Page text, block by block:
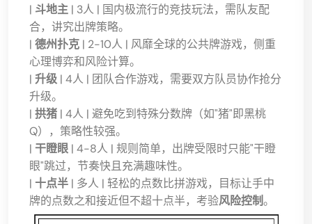
| 斗地主 | 3人 | 国内极流行的竞技玩法，需队友配
合，讲究出牌策略。
| 德州扑克 | 2-10人 | 风靡全球的公共牌游戏，侧重
心理博弈和风险计算。
| 升级 | 4人 | 团队合作游戏，需要双方队员协作抢分
升级。
| 拱猪 | 4人 | 避免吃到特殊分数牌（如"猪"即黑桃
Q），策略性较强。
| 干瞪眼 | 4-8人 | 规则简单，出牌受限时只能"干瞪
眼"跳过，节奏快且充满趣味性。
| 十点半 | 多人 | 轻松的点数比拼游戏，目标让手中
牌的点数之和接近但不超十点半，考验风险控制。